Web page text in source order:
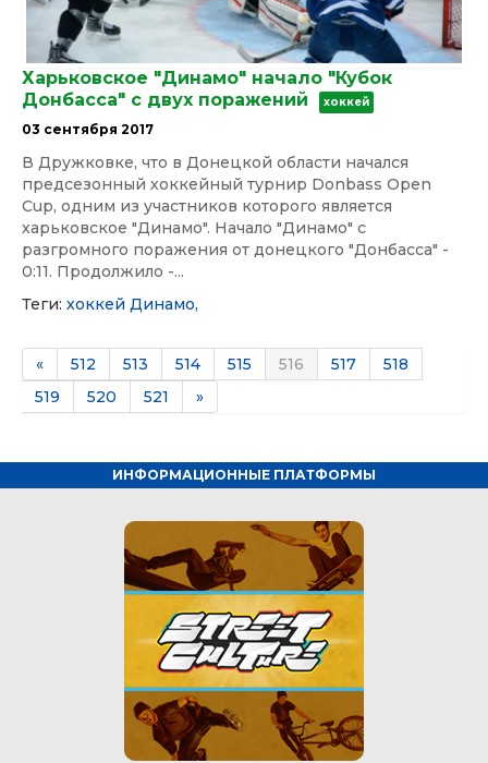
Харьковское "Динамо" начало "Кубок
Донбасса" с двух поражений
хоккей
03 сентября 2017
В Дружковке, что в Донецкой области начался
предсезонный хоккейный турнир Donbass Open
Cup, одним из участников которого является
харьковское "Динамо". Начало "Динамо" с
разгромного поражения от донецкого "Донбасса" -
0:11. Продолжило -...
Теги: хоккей Динамо,
« 512 513 514 515 516 517
518
519
520 521 »
ИНФОРМАЦИОННЫЕ ПЛАТФОРМЫ